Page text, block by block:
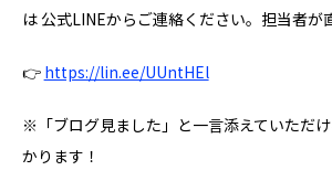
は 公式LINEからご連絡ください。担当者が
👉 https://lin.ee/UUntHEl
※「ブログ見ました」と一言添えていただ
かります！